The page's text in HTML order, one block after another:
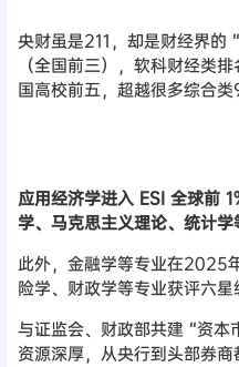
央财虽是211，却是财经界
（全国前三），软科财经类
国高校前五，超越很多综合类
应用经济学进入 ESI 全球前
学、马克思主义理论、统计学
此外，金融学等专业在2025
险学、财政学等专业获评六星
与证监会、财政部共建 “资
资源深厚，从央行到头部券商